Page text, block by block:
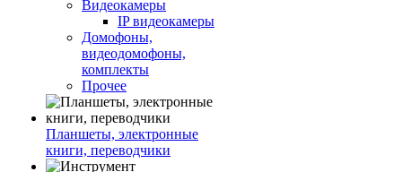
Видеокамеры
IP видеокамеры
Домофоны,
видеодомофоны,
комплекты
Прочее
Планшеты, электронные
книги, переводчики